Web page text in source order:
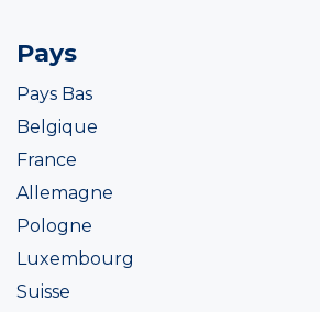
Pays
Pays Bas
Belgique
France
Allemagne
Pologne
Luxembourg
Suisse